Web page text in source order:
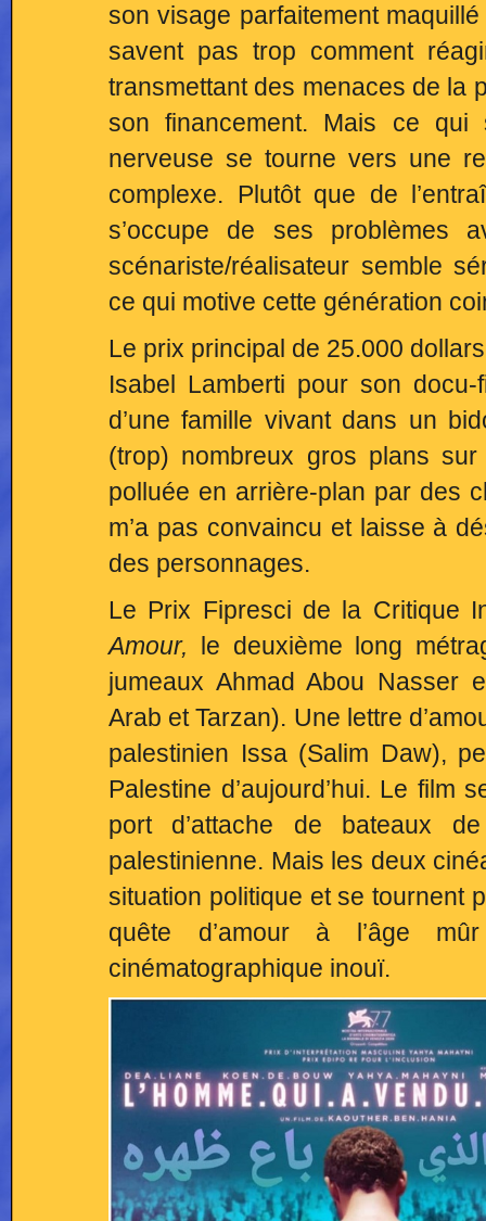
son visage parfaitement
savent pas trop comment
transmettant des menaces de la
son financement. Mais ce qui
nerveuse se tourne vers une
complexe. Plutôt que de
s’occupe de ses problèmes
scénariste/réalisateur semble
ce qui motive cette génération
Le prix principal de 25.000
Isabel Lamberti pour son
d’une famille vivant dans un
(trop) nombreux gros plans
polluée en arrière-plan par des
m’a pas convaincu et laisse à
des personnages.
Le Prix Fipresci de la Critique
Amour, le deuxième long
jumeaux Ahmad Abou Nasser
Arab et Tarzan). Une lettre
palestinien Issa (Salim Daw),
Palestine d’aujourd’hui. Le
port d’attache de bateaux
palestinienne. Mais les deux
situation politique et se tournent
quête d’amour à l’âge
cinématographique inouï.